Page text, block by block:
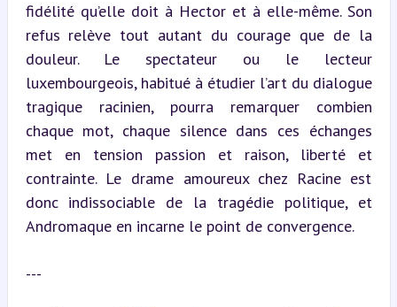
fidélité qu’elle doit à Hector et à elle-même. Son
refus relève tout autant du courage que de la
douleur. Le spectateur ou le lecteur
luxembourgeois, habitué à étudier l’art du dialogue
tragique racinien, pourra remarquer combien
chaque mot, chaque silence dans ces échanges
met en tension passion et raison, liberté et
contrainte. Le drame amoureux chez Racine est
donc indissociable de la tragédie politique, et
Andromaque en incarne le point de convergence.
---